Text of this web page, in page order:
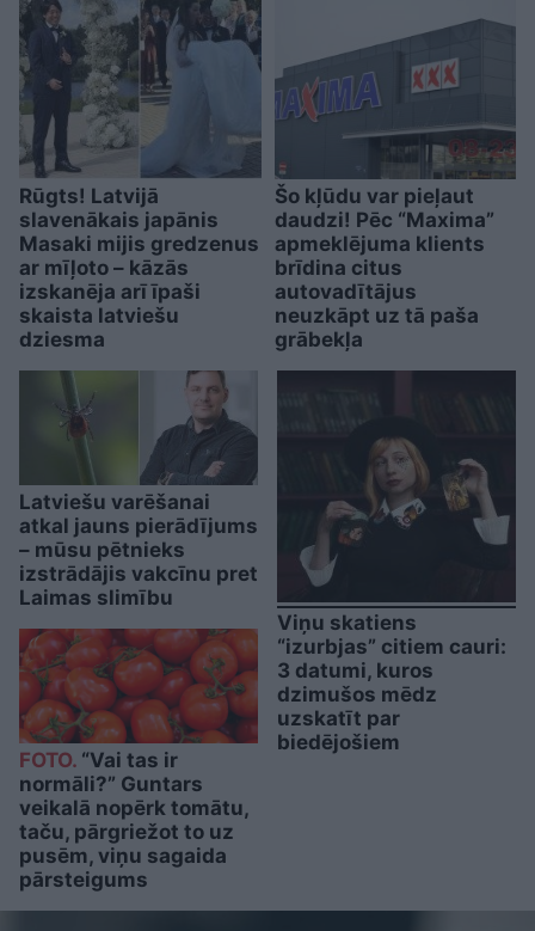
Rūgts! Latvijā
slavenākais japānis
Masaki mijis gredzenus
ar mīļoto – kāzās
izskanēja arī īpaši
skaista latviešu
dziesma
Šo kļūdu var pieļaut
daudzi! Pēc “Maxima”
apmeklējuma klients
brīdina citus
autovadītājus
neuzkāpt uz tā paša
grābekļa
Latviešu varēšanai
atkal jauns pierādījums
– mūsu pētnieks
izstrādājis vakcīnu pret
Laimas slimību
FOTO. “Vai tas ir
normāli?” Guntars
veikalā nopērk tomātu,
taču, pārgriežot to uz
pusēm, viņu sagaida
pārsteigums
Viņu skatiens
“izurbjas” citiem cauri:
3 datumi, kuros
dzimušos mēdz
uzskatīt par
biedējošiem